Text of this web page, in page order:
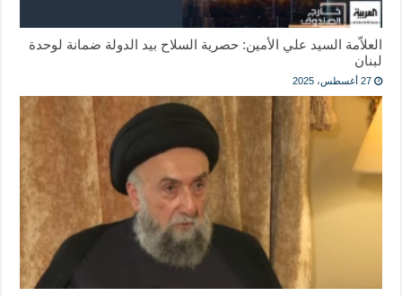
العلاّمة السيد علي الأمين: حصرية السلاح بيد الدولة ضمانة لوحدة
لبنان
27 أغسطس، 2025